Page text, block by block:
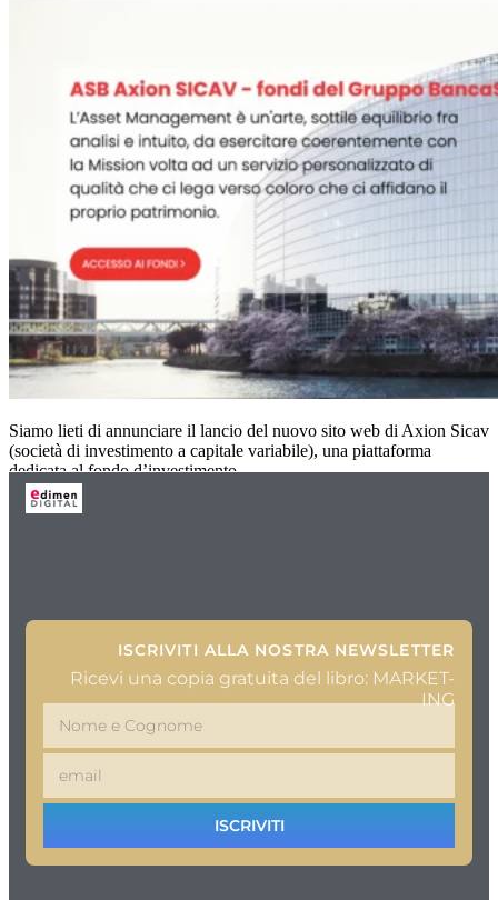
Siamo lieti di annunciare il lancio del nuovo sito web di Axion Sicav
(società di investimento a capitale variabile), una piattaforma
dedicata al fondo d’investimento
ISCRIVITI ALLA NOSTRA NEWSLETTER
Ricevi una copia gratuita del libro: MARKET-
ING
ISCRIVITI